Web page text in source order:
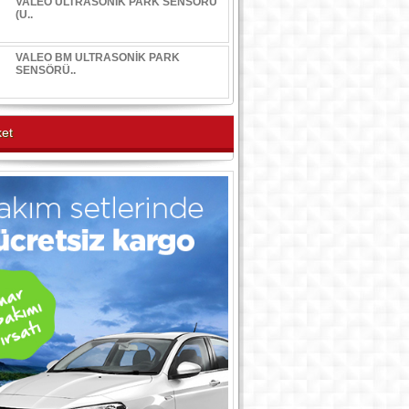
(U..
VALEO BM ULTRASONİK PARK
SENSÖRÜ..